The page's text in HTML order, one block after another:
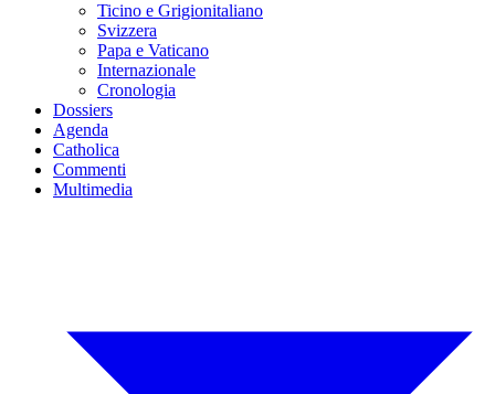
Ticino e Grigionitaliano
Svizzera
Papa e Vaticano
Internazionale
Cronologia
Dossiers
Agenda
Catholica
Commenti
Multimedia